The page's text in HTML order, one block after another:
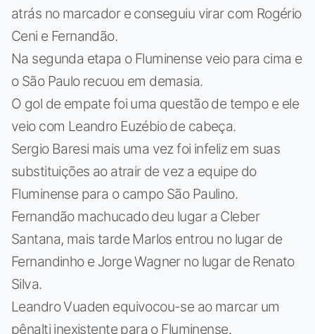
atrás no marcador e conseguiu virar com Rogério
Ceni e Fernandão.
Na segunda etapa o Fluminense veio para cima e
o São Paulo recuou em demasia.
O gol de empate foi uma questão de tempo e ele
veio com Leandro Euzébio de cabeça.
Sergio Baresi mais uma vez foi infeliz em suas
substituições ao atrair de vez a equipe do
Fluminense para o campo São Paulino.
Fernandão machucado deu lugar a Cleber
Santana, mais tarde Marlos entrou no lugar de
Fernandinho e Jorge Wagner no lugar de Renato
Silva.
Leandro Vuaden equivocou-se ao marcar um
pênalti inexistente para o Fluminense.